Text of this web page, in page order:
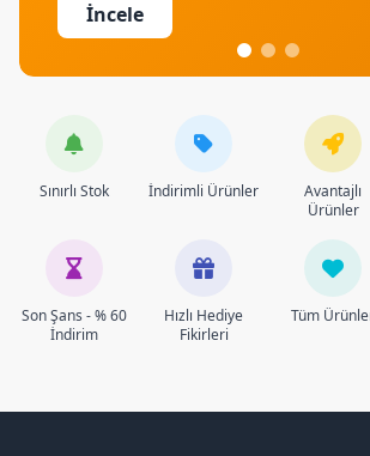
İncele
Sınırlı Stok İndirimli Ürünler
Avantajlı
Ürünler
Son Şans - % 60
İndirim
Hızlı Hediye
Fikirleri
Tüm